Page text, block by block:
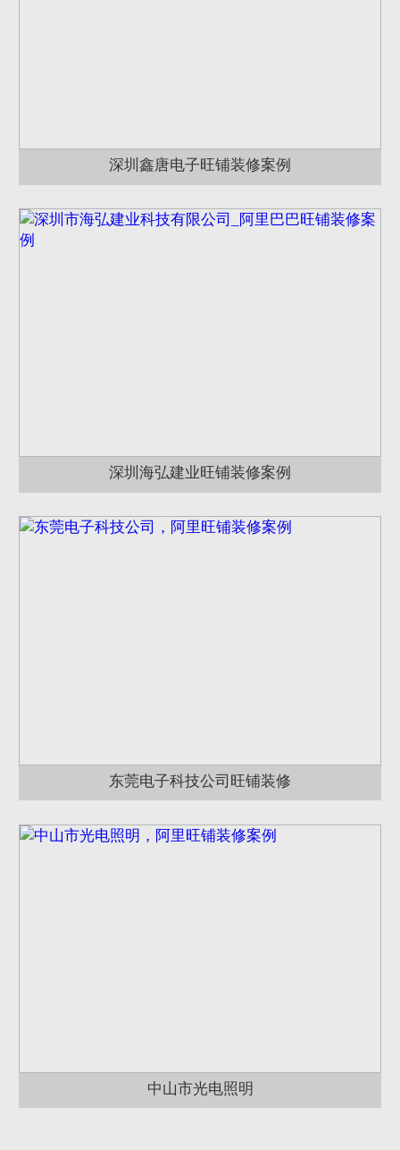
深圳鑫唐电子旺铺装修案例
深圳海弘建业旺铺装修案例
东莞电子科技公司旺铺装修
中山市光电照明